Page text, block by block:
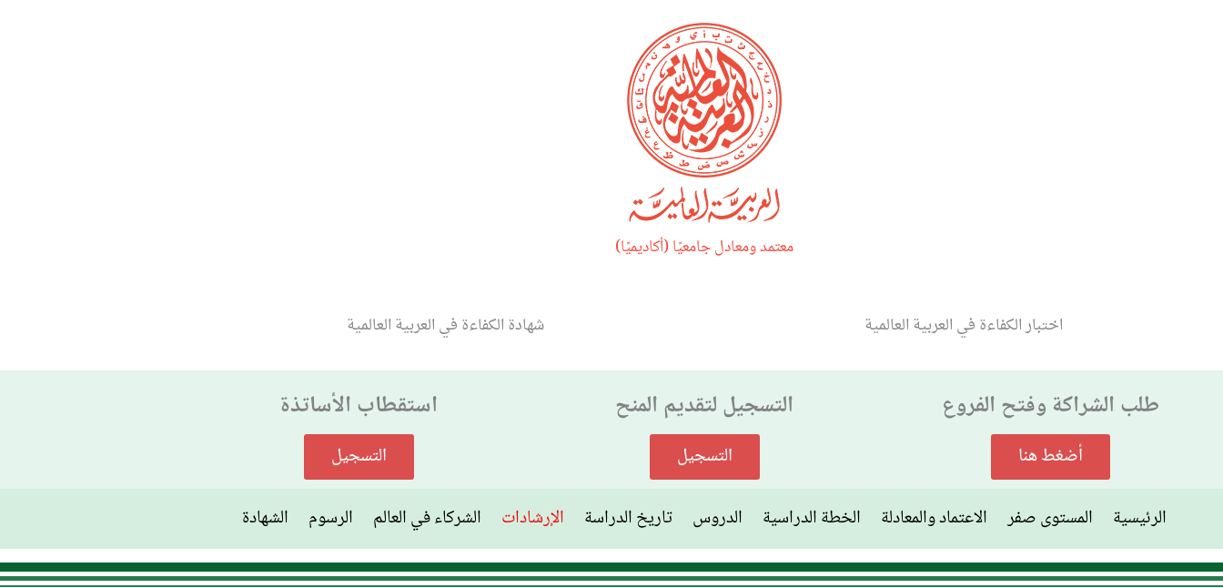
معتمد ومعادل جامعيًا (أكاديميًا)
اختبار الكفاءة في العربية العالمية شهادة الكفاءة في العربية العالمية
طلب الشراكة وفتح الفروع
أضغط هنا
التسجيل لتقديم المنح
التسجيل
استقطاب الأساتذة
التسجيل
الرئيسية
المستوى صفر الاعتماد والمعادلة الخطة الدراسية الدروس تاريخ الدراسة الإرشادات الشركاء في العالم الرسوم الشهادة